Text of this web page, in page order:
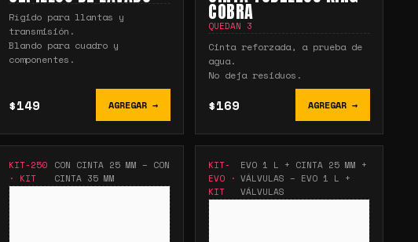
Rígido para llantas y
transmisión.
Blando para cuadro y
componentes.
$149 AGREGAR →
COBRA
QUEDAN 3
Cinta reforzada, a prueba de
agua.
No deja residuos.
$169 AGREGAR →
KIT-250
· KIT
CON CINTA 25 MM – CON
CINTA 35 MM
KIT-
EVO ·
KIT
EVO 1 L + CINTA 25 MM +
VÁLVULAS – EVO 1 L +
VÁLVULAS